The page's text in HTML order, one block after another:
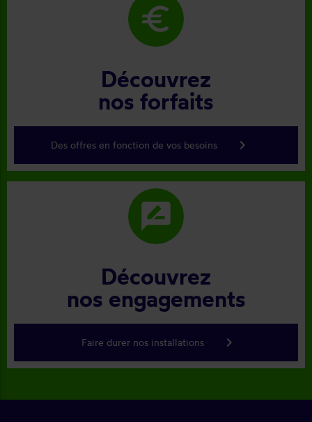
euro
Découvrez
nos forfaits
Des offres en fonction de vos besoins keyboard_arrow_right
rate_review
Découvrez
nos engagements
Faire durer nos installations keyboard_arrow_right